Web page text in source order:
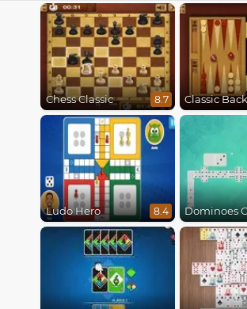
Chess Classic 8.7
Ludo Hero 8.4 Dominoes